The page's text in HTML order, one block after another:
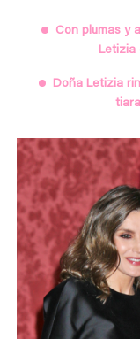
Con plumas y
Letizia
Doña Letizia